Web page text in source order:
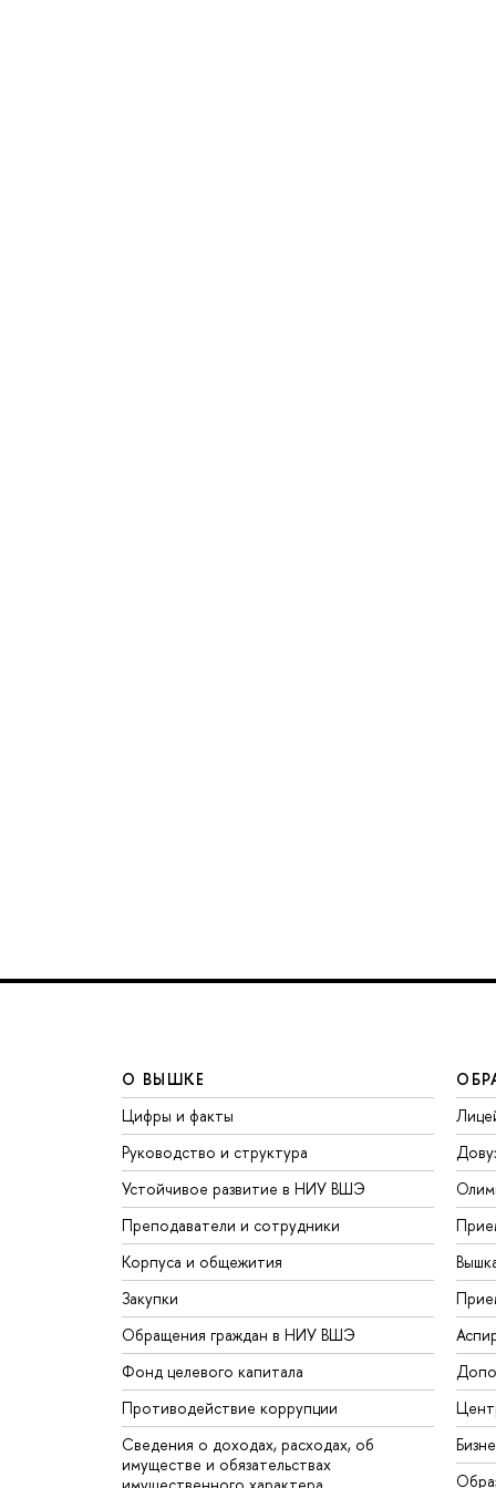
О ВЫШКЕ
Цифры и факты
Руководство и структура
Устойчивое развитие в НИУ ВШЭ
Преподаватели и сотрудники
Корпуса и общежития
Закупки
Обращения граждан в НИУ ВШЭ
Фонд целевого капитала
Противодействие коррупции
Сведения о доходах, расходах, об
имуществе и обязательствах